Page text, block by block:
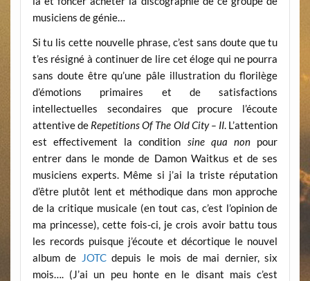
musiciens de génie…
Si tu lis cette nouvelle phrase, c’est sans doute que tu
t’es résigné à continuer de lire cet éloge qui ne pourra
sans doute être qu’une pâle illustration du florilège
d’émotions primaires et de satisfactions
intellectuelles secondaires que procure l’écoute
attentive de Repetitions Of The Old City – II. L’attention
est effectivement la condition sine qua non pour
entrer dans le monde de Damon Waitkus et de ses
musiciens experts. Même si j’ai la triste réputation
d’être plutôt lent et méthodique dans mon approche
de la critique musicale (en tout cas, c’est l’opinion de
ma princesse), cette fois-ci, je crois avoir battu tous
les records puisque j’écoute et décortique le nouvel
album de JOTCdepuis le mois de mai dernier, six
mois…. (J’ai un peu honte en le disant mais c’est